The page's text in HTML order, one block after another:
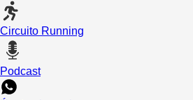
Circuito Running
Podcast